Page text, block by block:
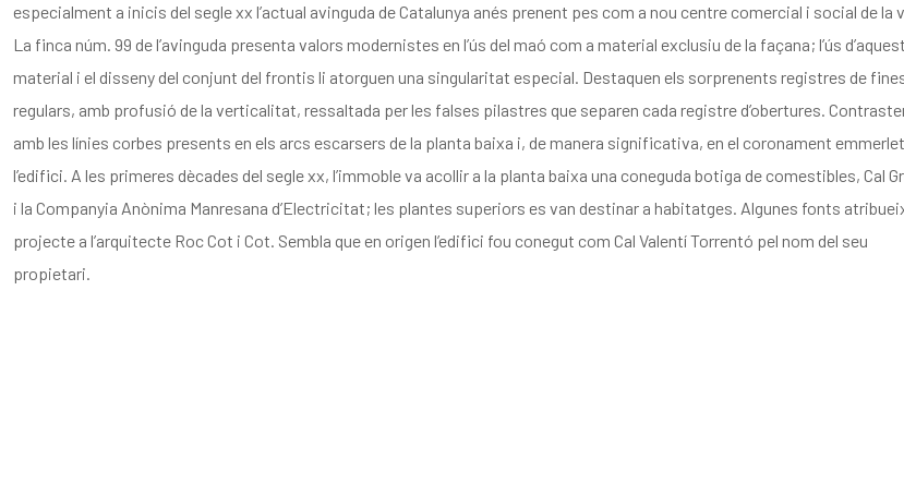
especialment a inicis del seglexx l’actual avinguda de Catalunya anés prenent pes com a nou centre comercial i social de la
La finca núm. 99 de l’avinguda presenta valors modernistes en l’ús del maó com a material exclusiu de la façana; l’ús d’aquest
material i el disseny del conjunt del frontis li atorguen una singularitat especial. Destaquen els sorprenents registres de
regulars, amb profusió de la verticalitat, ressaltada per les falses pilastres que separen cada registre d’obertures.
amb les línies corbes presents en els arcs escarsers de la planta baixa i, de manera significativa, en el coronament
l’edifici. A les primeres dècades del seglexx, l’immoble va acollir a la planta baixa una coneguda botiga de comestibles, Cal
i la Companyia Anònima Manresana d’Electricitat; les plantes superiors es van destinar a habitatges. Algunes fonts
projecte a l’arquitecte Roc Cot i Cot. Sembla que en origen l’edifici fou conegut com Cal Valentí Torrentó pel nom del seu
propietari.